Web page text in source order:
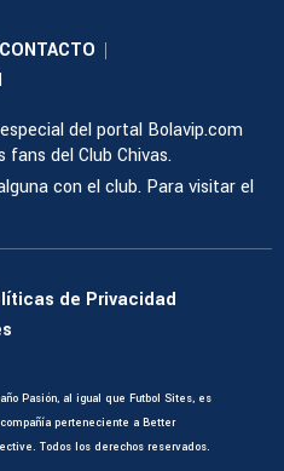
CONTACTO |
del portal Bolavip.com
del Club Chivas.
con el club. Para visitar el
de Privacidad
Pasión, al igual que Futbol Sites, es
perteneciente a Better
Todos los derechos reservados.